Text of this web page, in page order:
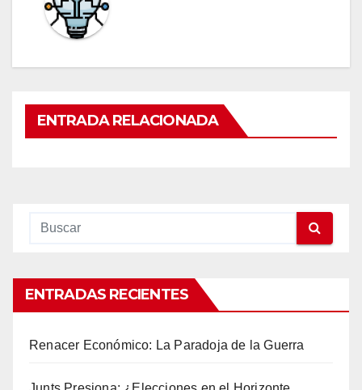
ENTRADA RELACIONADA
ENTRADAS RECIENTES
Renacer Económico: La Paradoja de la Guerra